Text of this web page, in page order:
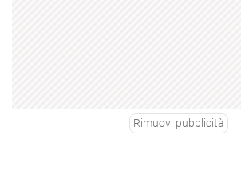
Rimuovi pubblicità